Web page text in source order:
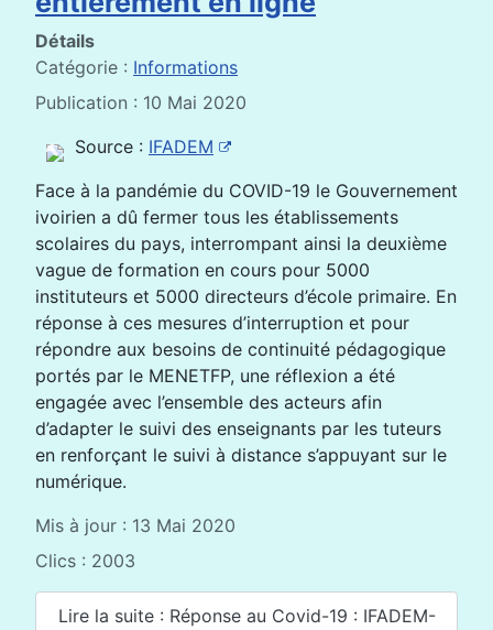
Détails
Catégorie : Informations
Publication : 10 Mai 2020
Source : IFADEM
Face à la pandémie du COVID-19 le Gouvernement
ivoirien a dû fermer tous les établissements
scolaires du pays, interrompant ainsi la deuxième
vague de formation en cours pour 5000
instituteurs et 5000 directeurs d’école primaire. En
réponse à ces mesures d’interruption et pour
répondre aux besoins de continuité pédagogique
portés par le MENETFP, une réflexion a été
engagée avec l’ensemble des acteurs afin
d’adapter le suivi des enseignants par les tuteurs
en renforçant le suivi à distance s’appuyant sur le
numérique.
Mis à jour : 13 Mai 2020
Clics : 2003
Lire la suite : Réponse au Covid-19 : IFADEM-